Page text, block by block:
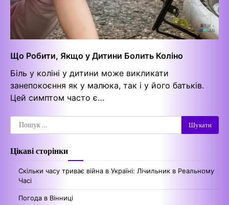
Що Робити, Якщо у Дитини Болить Коліно
Біль у коліні у дитини може викликати
занепокоєння як у малюка, так і у його батьків.
Цей симптом часто є…
Пошук:
Цікаві сторінки
Скільки часу триває війна в Україні: Лічильник в Реальному
Часі
Погода в Вінниці